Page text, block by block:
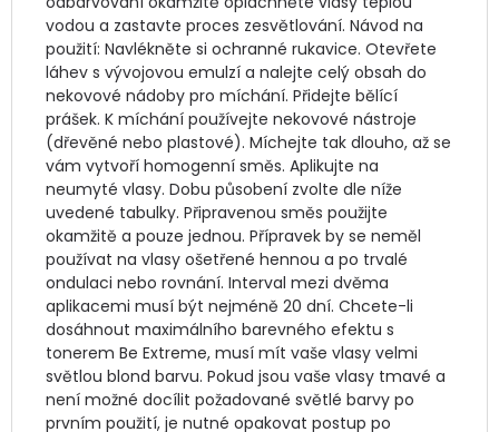
vodou a zastavte proces zesvětlování. Návod na
použití: Navlékněte si ochranné rukavice. Otevřete
láhev s vývojovou emulzí a nalejte celý obsah do
nekovové nádoby pro míchání. Přidejte bělící
prášek. K míchání používejte nekovové nástroje
(dřevěné nebo plastové). Míchejte tak dlouho, až se
vám vytvoří homogenní směs. Aplikujte na
neumyté vlasy. Dobu působení zvolte dle níže
uvedené tabulky. Připravenou směs použijte
okamžitě a pouze jednou. Přípravek by se neměl
používat na vlasy ošetřené hennou a po trvalé
ondulaci nebo rovnání. Interval mezi dvěma
aplikacemi musí být nejméně 20 dní. Chcete-li
dosáhnout maximálního barevného efektu s
tonerem Be Extreme, musí mít vaše vlasy velmi
světlou blond barvu. Pokud jsou vaše vlasy tmavé a
není možné docílit požadované světlé barvy po
prvním použití, je nutné opakovat postup po